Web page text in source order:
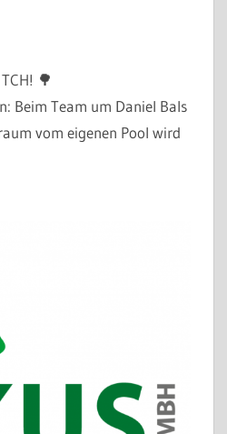
🌳
Beim Team um Daniel Bals
vom eigenen Pool wird